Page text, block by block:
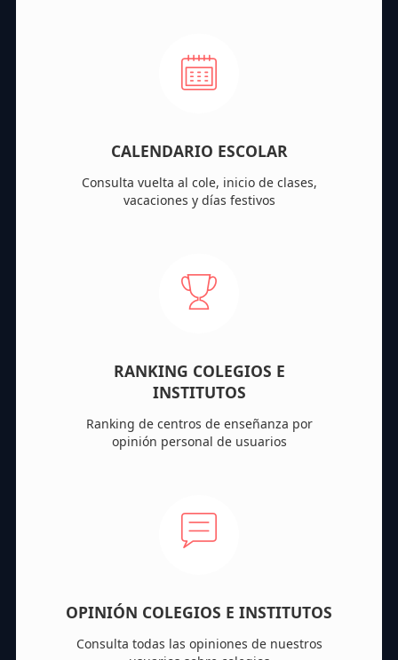
CALENDARIO ESCOLAR
Consulta vuelta al cole, inicio de clases,
vacaciones y días festivos
RANKING COLEGIOS E
INSTITUTOS
Ranking de centros de enseñanza por
opinión personal de usuarios
OPINIÓN COLEGIOS E INSTITUTOS
Consulta todas las opiniones de nuestros